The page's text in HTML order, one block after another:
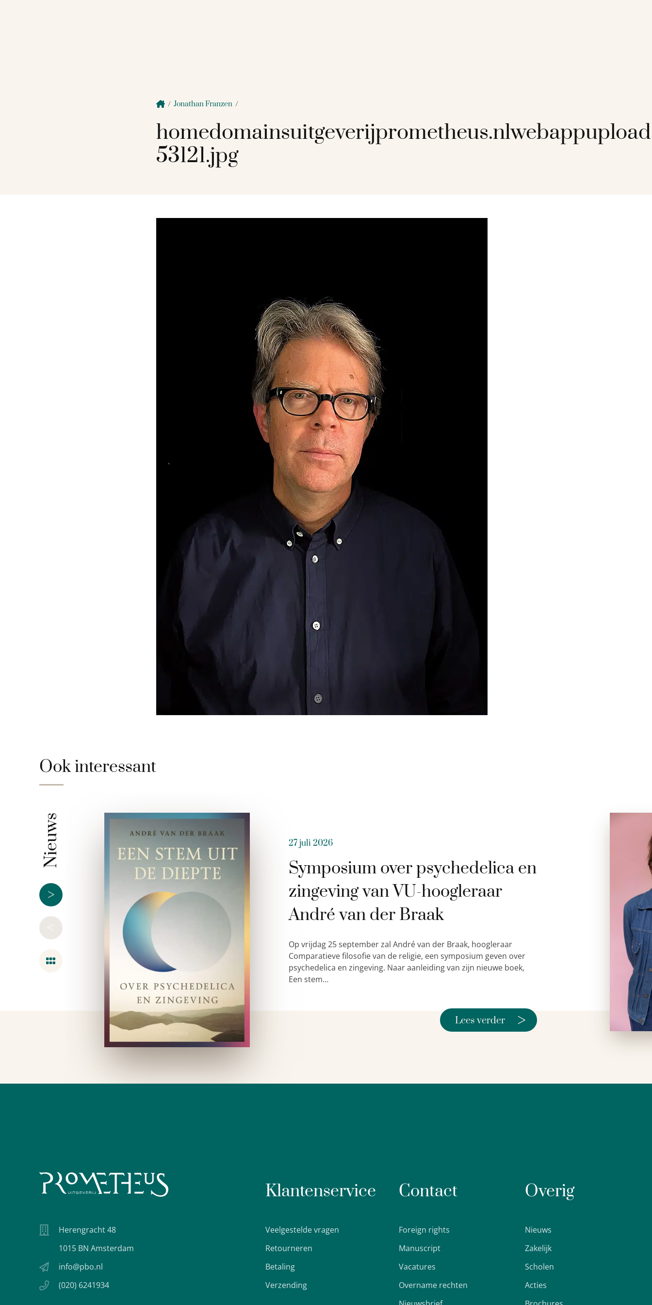
/ Jonathan Franzen /
53121.jpg
Ook interessant
Nieuws
>
<
27 juli 2026
Symposium over psychedelica en
zingeving van VU-hoogleraar
André van der Braak
Op vrijdag 25 september zal André van der Braak, hoogleraar
Comparatieve filosofie van de religie, een symposium geven over
psychedelica en zingeving. Naar aanleiding van zijn nieuwe boek,
Een stem…
Lees verder >
Herengracht 48
1015 BN Amsterdam
info@pbo.nl
(020) 6241934
Klantenservice
Veelgestelde vragen
Retourneren
Betaling
Verzending
Contact
Foreign rights
Manuscript
Vacatures
Overname rechten
Overig
Nieuws
Zakelijk
Scholen
Acties